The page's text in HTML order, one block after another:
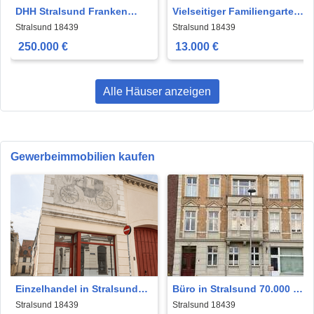
DHH Stralsund Franken
750m2 Grundstück 110m2
Wfl
Stralsund 18439
250.000 €
Vielseitiger Familiengarten
in Stralsund - Devin
Stralsund 18439
13.000 €
Alle Häuser anzeigen
Gewerbeimmobilien kaufen
Einzelhandel in Stralsund
89.000 € 16 m²
Stralsund 18439
Büro in Stralsund 70.000 €
27.05 m²
Stralsund 18439